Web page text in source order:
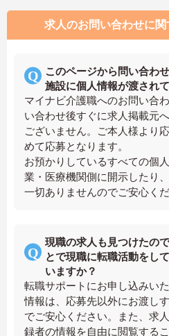
求人のお問い合わせに
このページから問い合わ
施設に個人情報が渡され
マイナビ介護職へのお問い合
い合わせ後すぐに求人掲載元
ございません。ご本人様より
めて応募となります。
お預かりしているすべての個
業・医療機関側に開示したり
一切ありませんのでご安心くだ
現職の求人も見つけたの
とで現職に転職活動をし
いますか？
転職サポートにお申し込みい
情報は、応募先以外にお渡し
でご安心ください。また、求
録者の情報を自由に閲覧する